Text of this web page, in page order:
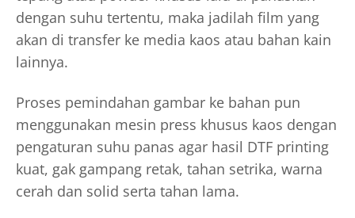
dengan suhu tertentu, maka jadilah film yang
akan di transfer ke media kaos atau bahan kain
lainnya.
Proses pemindahan gambar ke bahan pun
menggunakan mesin press khusus kaos dengan
pengaturan suhu panas agar hasil DTF printing
kuat, gak gampang retak, tahan setrika, warna
cerah dan solid serta tahan lama.